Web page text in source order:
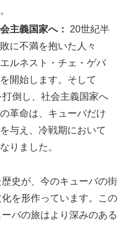
主義国家へ： 20世紀半
に不満を抱いた人々
ルネスト・チェ・ゲバ
開始します。そして
倒し、社会主義国家へ
革命は、キューバだけ
与え、冷戦期において
りました。
史が、今のキューバの街
を形作っています。この
バの旅はより深みのある